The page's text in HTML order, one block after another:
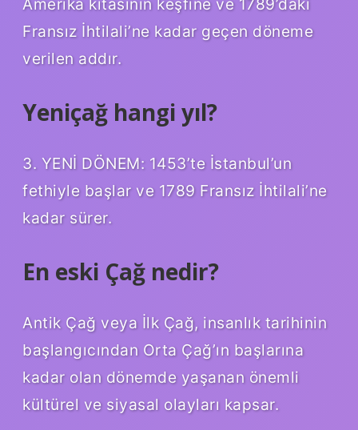
Amerika kıtasının keşfine ve 1789’daki
Fransız İhtilali’ne kadar geçen döneme
verilen addır.
Yeniçağ hangi yıl?
3. YENİ DÖNEM: 1453’te İstanbul’un
fethiyle başlar ve 1789 Fransız İhtilali’ne
kadar sürer.
En eski Çağ nedir?
Antik Çağ veya İlk Çağ, insanlık tarihinin
başlangıcından Orta Çağ’ın başlarına
kadar olan dönemde yaşanan önemli
kültürel ve siyasal olayları kapsar.